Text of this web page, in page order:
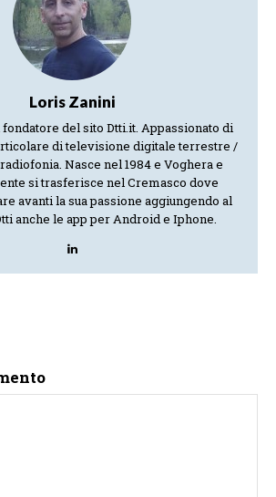
Loris Zanini
del sito Dtti.it. Appassionato di
di televisione digitale terrestre /
Nasce nel 1984 e Voghera e
si trasferisce nel Cremasco dove
avanti la sua passione aggiungendo al
anche le app per Android e Iphone.